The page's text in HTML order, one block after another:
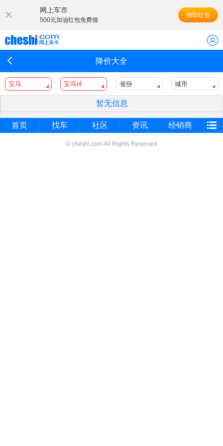
网上车市
500元加油红包免费领
领取红包
降价大全
宝马 宝马i4 省份 城市
暂无信息
首页 找车 社区 资讯 经销商
© cheshi.com All Rights Reserved